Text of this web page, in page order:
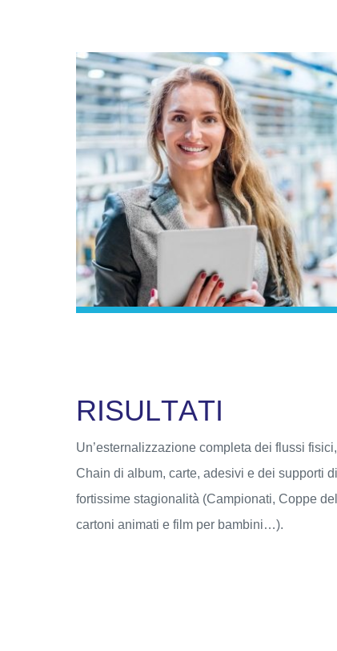
RISULTATI
Un’esternalizzazione completa dei flussi
Chain di album, carte, adesivi e dei supporti
fortissime stagionalità (Campionati, Coppe
cartoni animati e film per bambini…).